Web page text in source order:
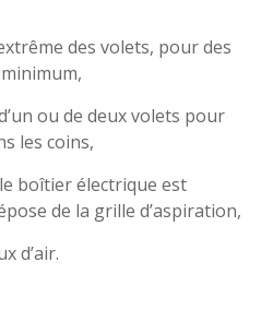
des volets, pour des
ou de deux volets pour
les coins,
boîtier électrique est
de la grille d’aspiration,
d’air.